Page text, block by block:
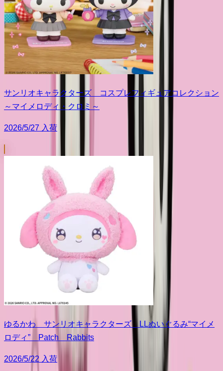
サンリオキャラクターズ コスプレフィギュアコレクション
～マイメロディ・クロミ～
2026/5/27 入荷
ゆるかわ サンリオキャラクターズ LLぬいぐるみ“マイメ
ロディ” Patch Rabbits
2026/5/22 入荷